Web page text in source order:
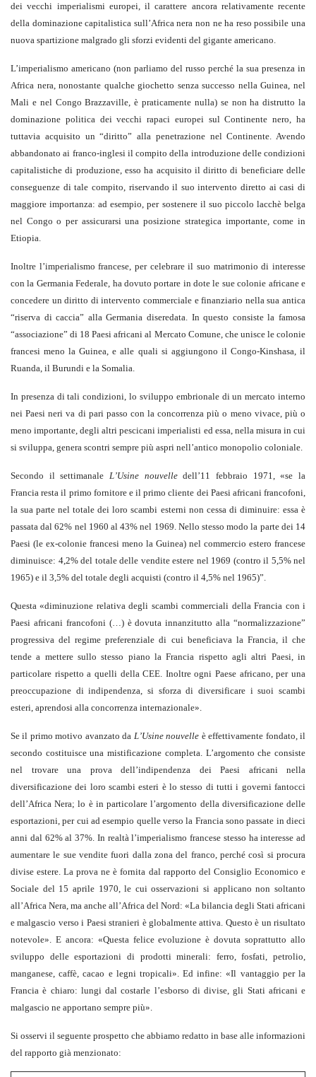
dei vecchi imperialismi europei, il carattere ancora relativamente recente
della dominazione capitalistica sull’Africa nera non ne ha reso possibile una
nuova spartizione malgrado gli sforzi evidenti del gigante americano.
L’imperialismo americano (non parliamo del russo perché la sua presenza in
Africa nera, nonostante qualche giochetto senza successo nella Guinea, nel
Mali e nel Congo Brazzaville, è praticamente nulla) se non ha distrutto la
dominazione politica dei vecchi rapaci europei sul Continente nero, ha
tuttavia acquisito un “diritto” alla penetrazione nel Continente. Avendo
abbandonato ai franco-inglesi il compito della introduzione delle condizioni
capitalistiche di produzione, esso ha acquisito il diritto di beneficiare delle
conseguenze di tale compito, riservando il suo intervento diretto ai casi di
maggiore importanza: ad esempio, per sostenere il suo piccolo lacchè belga
nel Congo o per assicurarsi una posizione strategica importante, come in
Etiopia.
Inoltre l’imperialismo francese, per celebrare il suo matrimonio di interesse
con la Germania Federale, ha dovuto portare in dote le sue colonie africane e
concedere un diritto di intervento commerciale e finanziario nella sua antica
“riserva di caccia” alla Germania diseredata. In questo consiste la famosa
“associazione” di 18 Paesi africani al Mercato Comune, che unisce le colonie
francesi meno la Guinea, e alle quali si aggiungono il Congo-Kinshasa, il
Ruanda, il Burundi e la Somalia.
In presenza di tali condizioni, lo sviluppo embrionale di un mercato interno
nei Paesi neri va di pari passo con la concorrenza più o meno vivace, più o
meno importante, degli altri pescicani imperialisti ed essa, nella misura in cui
si sviluppa, genera scontri sempre più aspri nell’antico monopolio coloniale.
Secondo il settimanale L’Usine nouvelledell’11 febbraio 1971, «se la
Francia resta il primo fornitore e il primo cliente dei Paesi africani francofoni,
la sua parte nel totale dei loro scambi esterni non cessa di diminuire: essa è
passata dal 62% nel 1960 al 43% nel 1969. Nello stesso modo la parte dei 14
Paesi (le ex-colonie francesi meno la Guinea) nel commercio estero francese
diminuisce: 4,2% del totale delle vendite estere nel 1969 (contro il 5,5% nel
1965) e il 3,5% del totale degli acquisti (contro il 4,5% nel 1965)”.
Questa «diminuzione relativa degli scambi commerciali della Francia con i
Paesi africani francofoni (…) è dovuta innanzitutto alla “normalizzazione”
progressiva del regime preferenziale di cui beneficiava la Francia, il che
tende a mettere sullo stesso piano la Francia rispetto agli altri Paesi, in
particolare rispetto a quelli della CEE. Inoltre ogni Paese africano, per una
preoccupazione di indipendenza, si sforza di diversificare i suoi scambi
esteri, aprendosi alla concorrenza internazionale».
Se il primo motivo avanzato da L’Usine nouvelle è effettivamente fondato, il
secondo costituisce una mistificazione completa. L’argomento che consiste
nel trovare una prova dell’indipendenza dei Paesi africani nella
diversificazione dei loro scambi esteri è lo stesso di tutti i governi fantocci
dell’Africa Nera; lo è in particolare l’argomento della diversificazione delle
esportazioni, per cui ad esempio quelle verso la Francia sono passate in dieci
anni dal 62% al 37%. In realtà l’imperialismo francese stesso ha interesse ad
aumentare le sue vendite fuori dalla zona del franco, perché così si procura
divise estere. La prova ne è fornita dal rapporto del Consiglio Economico e
Sociale del 15 aprile 1970, le cui osservazioni si applicano non soltanto
all’Africa Nera, ma anche all’Africa del Nord: «La bilancia degli Stati africani
e malgascio verso i Paesi stranieri è globalmente attiva. Questo è un risultato
notevole». E ancora: «Questa felice evoluzione è dovuta soprattutto allo
sviluppo delle esportazioni di prodotti minerali: ferro, fosfati, petrolio,
manganese, caffè, cacao e legni tropicali». Ed infine: «Il vantaggio per la
Francia è chiaro: lungi dal costarle l’esborso di divise, gli Stati africani e
malgascio ne apportano sempre più».
Si osservi il seguente prospetto che abbiamo redatto in base alle informazioni
del rapporto già menzionato: